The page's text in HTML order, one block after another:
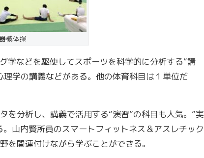
械体操
などを駆使してスポーツを科学的に分析する“講
学の講義などがある。他の体育科目は１単位だ
分析し、講義で活用する“演習”の科目も人気。”実
山内賢所員のスマートフィットネス＆アスレチック
関連付けながら学ぶことができる。